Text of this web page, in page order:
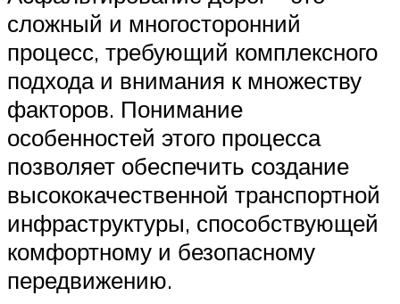
сложный и многосторонний
процесс, требующий комплексного
подхода и внимания к множеству
факторов. Понимание
особенностей этого процесса
позволяет обеспечить создание
высококачественной транспортной
инфраструктуры, способствующей
комфортному и безопасному
передвижению.